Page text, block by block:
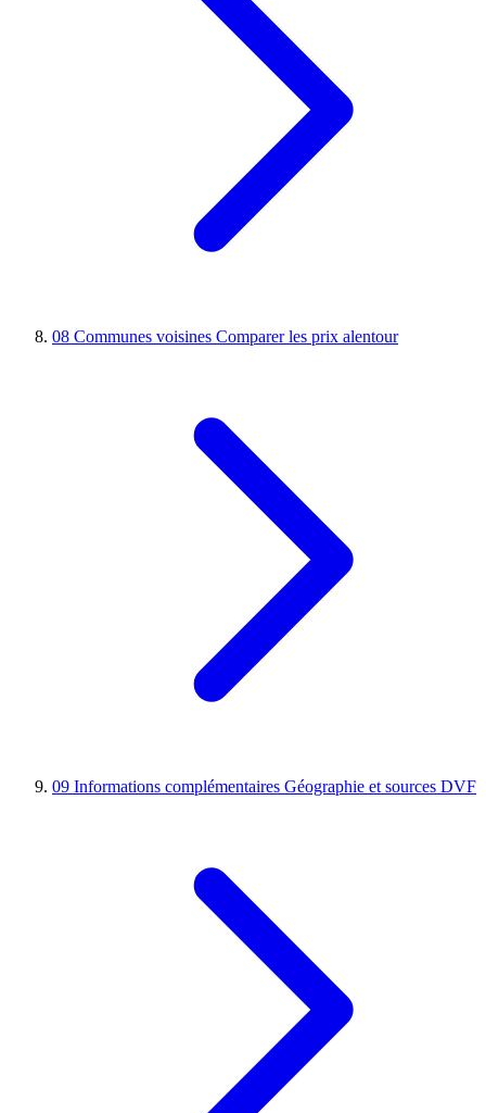
08 Communes voisines Comparer les prix alentour
09 Informations complémentaires Géographie et sources DVF